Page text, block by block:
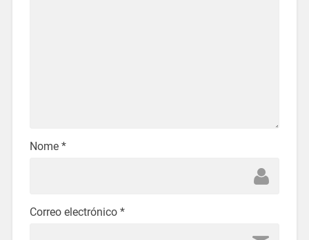
Nome *
Correo electrónico *